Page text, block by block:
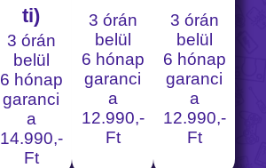
ti)
3 órán
belül
6 hónap
garanci
a
14.990,-
Ft
3 órán
belül
6 hónap
garanci
a
12.990,-
Ft
3 órán
belül
6 hónap
garanci
a
12.990,-
Ft